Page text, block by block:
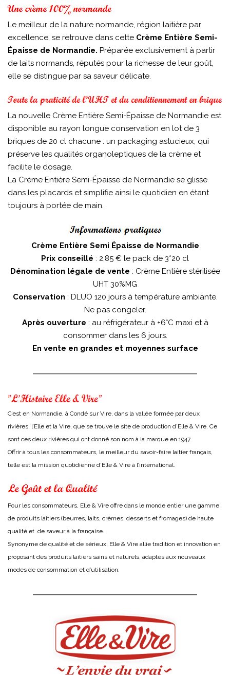
Le meilleur de la nature normande, région laitière par
excellence, se retrouve dans cette Crème Entière Semi-
Épaisse de Normandie. Préparée exclusivement à partir
de laits normands, réputés pour la richesse de leur goût,
elle se distingue par sa saveur délicate.
La nouvelle Crème Entière Semi-Épaisse de Normandie est
disponible au rayon longue conservation en lot de 3
briques de 20 cl chacune : un packaging astucieux, qui
préserve les qualités organoleptiques de la crème et
facilite le dosage.
La Crème Entière Semi-Épaisse de Normandie se glisse
dans les placards et simplifie ainsi le quotidien en étant
toujours à portée de main.
Crème Entière Semi Épaisse de Normandie
Prix conseillé : 2,85 € le pack de 3*20 cl
Dénomination légale de vente : Crème Entière stérilisée
UHT 30%MG
Conservation : DLUO 120 jours à température ambiante.
Ne pas congeler.
Après ouverture : au réfrigérateur à +6°C maxi et à
consommer dans les 6 jours.
En vente en grandes et moyennes surface
C’est en Normandie, à Condé sur Vire, dans la vallée formée par deux
rivières, l’Elle et la Vire, que se trouve le site de production d’Elle & Vire. Ce
sont ces deux rivières qui ont donné son nom à la marque en 1947.
Offrir à tous les consommateurs, le meilleur du savoir-faire laitier français,
telle est la mission quotidienne d’Elle & Vire à l’international.
Pour les consommateurs, Elle & Vire offre dans le monde entier une gamme
de produits laitiers (beurres, laits, crèmes, desserts et fromages) de haute
qualité et de saveur à la française.
Synonyme de qualité et de sérieux, Elle & Vire allie tradition et innovation en
proposant des produits laitiers sains et naturels, adaptés aux nouveaux
modes de consommation et d’utilisation.